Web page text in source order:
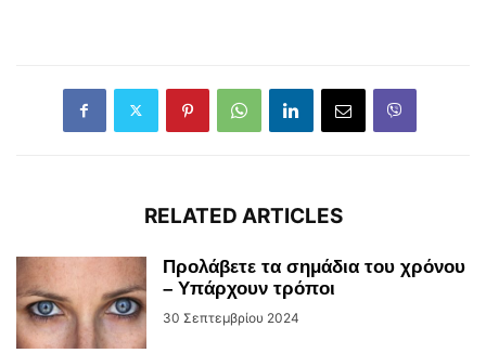
RELATED ARTICLES
Προλάβετε τα σημάδια του χρόνου
– Υπάρχουν τρόποι
30 Σεπτεμβρίου 2024